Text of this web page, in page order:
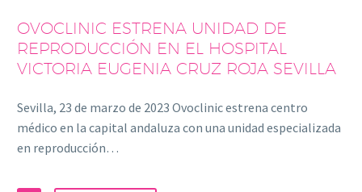
OVOCLINIC ESTRENA UNIDAD DE
REPRODUCCIÓN EN EL HOSPITAL
VICTORIA EUGENIA CRUZ ROJA SEVILLA
Sevilla, 23 de marzo de 2023 Ovoclinic estrena centro
médico en la capital andaluza con una unidad especializada
en reproducción…